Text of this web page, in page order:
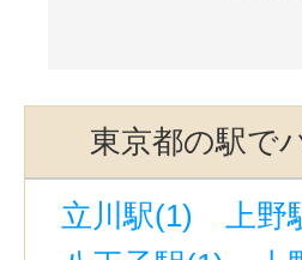
東京都の駅で
立川駅(1) 上